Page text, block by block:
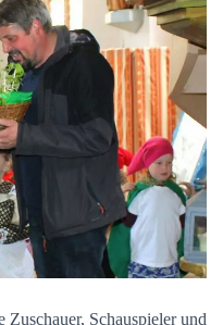
Zuschauer, Schauspieler und